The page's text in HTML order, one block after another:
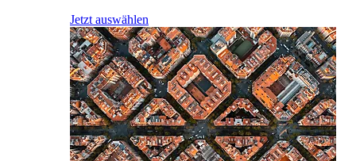
Jetzt auswählen